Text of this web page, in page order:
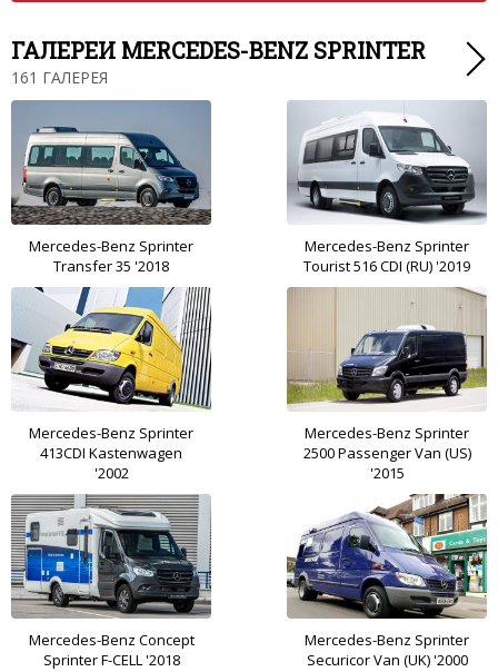
ГАЛЕРЕИ MERCEDES-BENZ SPRINTER
161 ГАЛЕРЕЯ
Mercedes-Benz Sprinter
Transfer 35 '2018
Mercedes-Benz Sprinter
Tourist 516 CDI (RU) '2019
Mercedes-Benz Sprinter
413CDI Kastenwagen
'2002
Mercedes-Benz Sprinter
2500 Passenger Van (US)
'2015
Mercedes-Benz Concept
Sprinter F-CELL '2018
Mercedes-Benz Sprinter
Securicor Van (UK) '2000